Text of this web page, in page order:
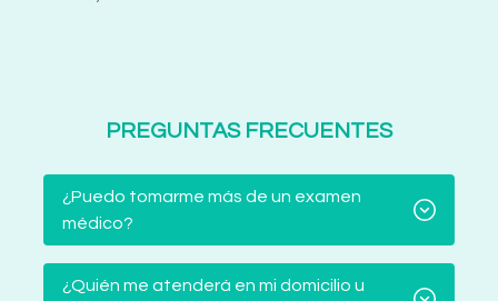
PREGUNTAS FRECUENTES
¿Puedo tomarme más de un examen
médico?
¿Quién me atenderá en mi domicilio u